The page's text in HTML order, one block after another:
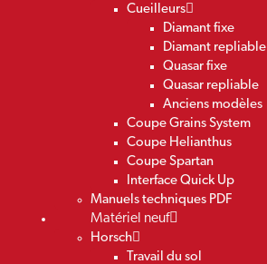
Cueilleurs
Diamant fixe
Diamant repliable
Quasar fixe
Quasar repliable
Anciens modèles
Coupe Grains System
Coupe Helianthus
Coupe Spartan
Interface Quick Up
Manuels techniques PDF
Matériel neuf
Horsch
Travail du sol